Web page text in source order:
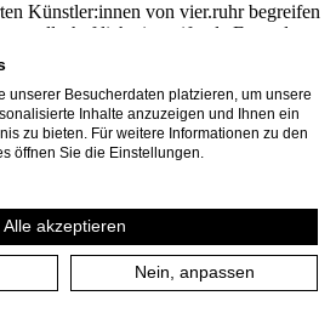
Künstler:innen von vier.ruhr begreifen
gesellschaftlich eingreifende Form der
Formaten, Projekten und
gemeinsam auf den Weg gemacht,
zu (er)finden, um den Austausch
Theater, Stadt und Gesellschaft zu
Begegnungen in der vier.zentrale in
kommen Menschen ins Gespräch und
Wandel und vier.ruhr gestaltet aktiv
unserer Besucherdaten platzieren, um unsere
Inhalte anzuzeigen und Ihnen ein
zu bieten. Für weitere Informationen zu den
öffnen Sie die Einstellungen.
Alle akzeptieren
Nein, anpassen